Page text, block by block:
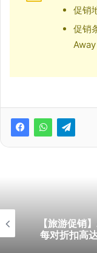
促销
促销
Away
【旅游促销
每对折扣高